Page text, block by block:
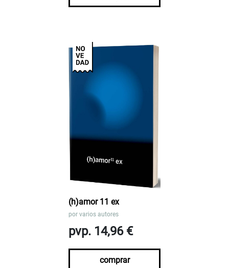
(h)amor 11 ex
por varios autores
pvp. 14,96 €
comprar